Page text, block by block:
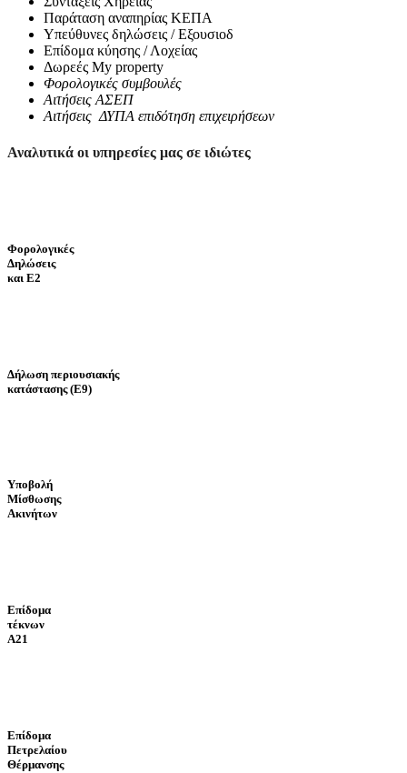
Παράταση αναπηρίας ΚΕΠΑ
Υπεύθυνες δηλώσεις / Εξουσιοδ
Επίδομα κύησης / Λοχείας
Δωρεές My property
Φορολογικές συμβουλές
Αιτήσεις ΑΣΕΠ
Αιτήσεις ΔΥΠΑ επιδότηση επιχειρήσεων
Αναλυτικά οι υπηρεσίες μας σε ιδιώτες
Φορολογικές
Δηλώσεις
και Ε2
Δήλωση περιουσιακής
κατάστασης (Ε9)
Υποβολή
Μίσθωσης
Ακινήτων
Επίδομα
τέκνων
Α21
Επίδομα
Πετρελαίου
Θέρμανσης